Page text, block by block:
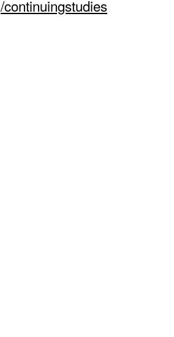
/continuingstudies